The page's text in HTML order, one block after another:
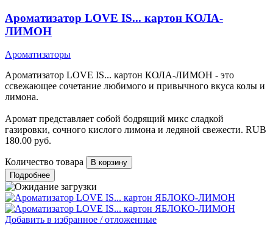
Ароматизатор LOVE IS... картон КОЛА-
ЛИМОН
Ароматизаторы
Ароматизатор LOVE IS... картон КОЛА-ЛИМОН - это
ссвежающее сочетание любимого и привычного вкуса колы и
лимона.
Аромат представляет собой бодрящий микс сладкой
газировки, сочного кислого лимона и ледяной свежести. RUB
180.00 руб.
Количество товара
Подробнее
Добавить в избранное / отложенные